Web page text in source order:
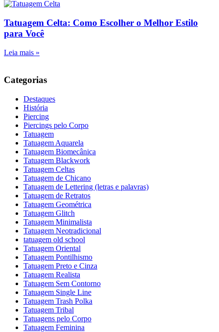
Tatuagem Celta: Como Escolher o Melhor Estilo
para Você
Leia mais »
Categorias
Destaques
História
Piercing
Piercings pelo Corpo
Tatuagem
Tatuagem Aquarela
Tatuagem Biomecânica
Tatuagem Blackwork
Tatuagem Celtas
Tatuagem de Chicano
Tatuagem de Lettering (letras e palavras)
Tatuagem de Retratos
Tatuagem Geométrica
Tatuagem Glitch
Tatuagem Minimalista
Tatuagem Neotradicional
tatuagem old school
Tatuagem Oriental
Tatuagem Pontilhismo
Tatuagem Preto e Cinza
Tatuagem Realista
Tatuagem Sem Contorno
Tatuagem Single Line
Tatuagem Trash Polka
Tatuagem Tribal
Tatuagens pelo Corpo
Tatuagem Feminina